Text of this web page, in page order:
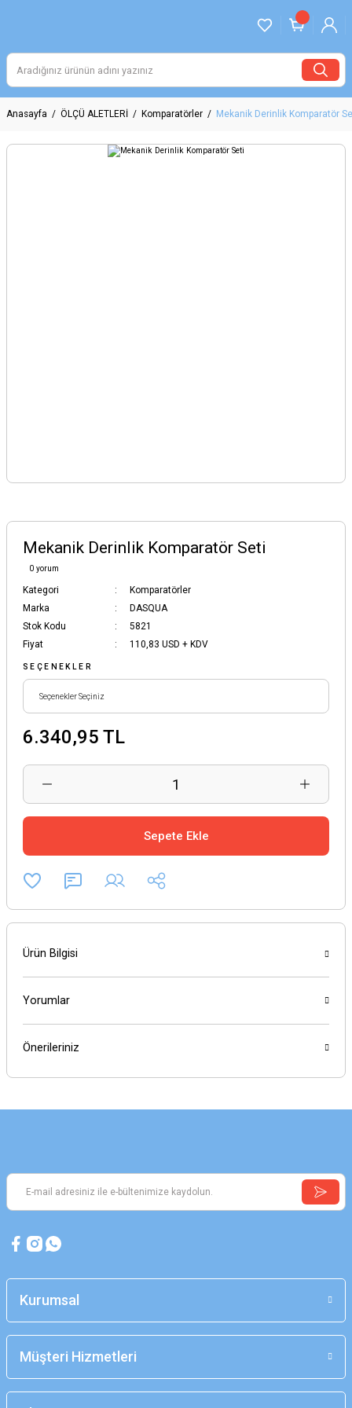
Anasayfa ÖLÇÜ ALETLERİ Komparatörler Mekanik Derinlik Komparatör
Mekanik Derinlik Komparatör Seti
0 yorum
Kategori
Komparatörler
Marka
DASQUA
Stok Kodu
5821
Fiyat
110,83 USD + KDV
SEÇENEKLER
6.340,95 TL
Sepete Ekle
Ürün Bilgisi
Yorumlar
Önerileriniz
Kurumsal
Müşteri Hizmetleri